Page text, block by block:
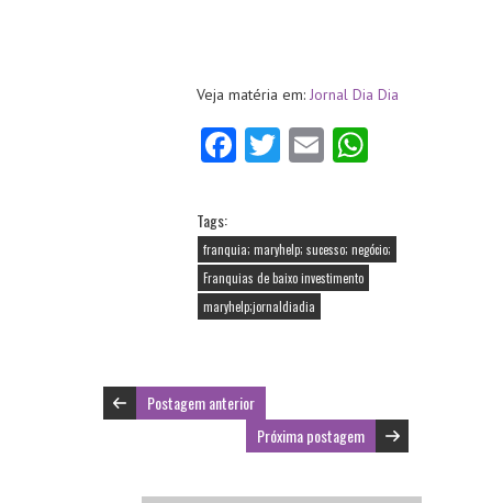
Veja matéria em: Jornal Dia Dia
Fa
o
o
k
T
er
E
l A
p
Tags:
franquia; maryhelp; sucesso; negócio;
Franquias de baixo investimento
maryhelp;jornaldiadia
Postagem anterior
Próxima postagem